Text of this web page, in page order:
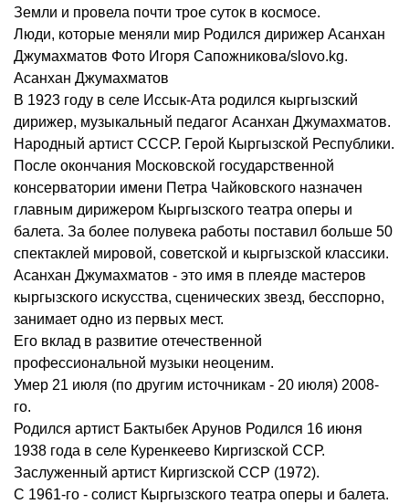
Земли и провела почти трое суток в космосе.
Люди, которые меняли мир Родился дирижер Асанхан
Джумахматов Фото Игоря Сапожникова/slovo.kg.
Асанхан Джумахматов
В 1923 году в селе Иссык-Ата родился кыргызский
дирижер, музыкальный педагог Асанхан Джумахматов.
Народный артист СССР. Герой Кыргызской Республики.
После окончания Московской государственной
консерватории имени Петра Чайковского назначен
главным дирижером Кыргызского театра оперы и
балета. За более полувека работы поставил больше 50
спектаклей мировой, советской и кыргызской классики.
Асанхан Джумахматов - это имя в плеяде мастеров
кыргызского искусства, сценических звезд, бесспорно,
занимает одно из первых мест.
Его вклад в развитие отечественной
профессиональной музыки неоценим.
Умер 21 июля (по другим источникам - 20 июля) 2008-
го.
Родился артист Бактыбек Арунов Родился 16 июня
1938 года в селе Куренкеево Киргизской ССР.
Заслуженный артист Киргизской ССР (1972).
С 1961-го - солист Кыргызского театра оперы и балета.